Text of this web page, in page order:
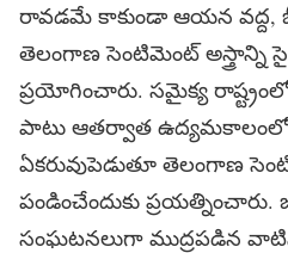
రావడమే కాకుండా ఆయన వద్ద,
తెలంగాణ సెంటిమెంట్ అస్త్రాన్ని
ప్రయోగించారు. సమైక్య
పాటు ఆతర్వాత ఉద్యమకాలంలో
ఏకరువుపెడుతూ తెలంగాణ
పండించేందుకు ప్రయత్నించారు.
సంఘటనలుగా ముద్రపడిన వాటిని